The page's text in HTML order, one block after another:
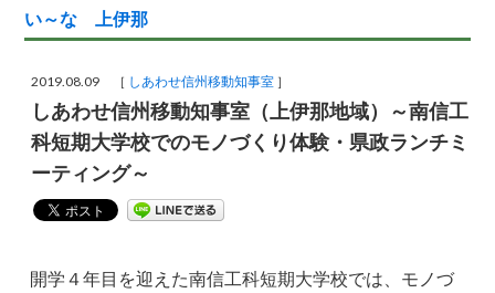
t
い～な 上伊那
2019.08.09 ［ しあわせ信州移動知事室 ］
しあわせ信州移動知事室（上伊那地域）～南信工
科短期大学校でのモノづくり体験・県政ランチミ
ーティング～
開学４年目を迎えた南信工科短期大学校では、モノづ